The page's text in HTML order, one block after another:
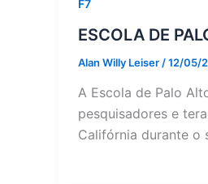
F7
ESCOLA DE
Alan Willy Leiser /12/05/
A Escola de Palo
pesquisadores e
Califórnia durante o